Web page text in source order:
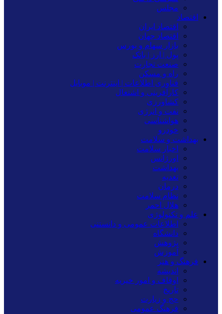
مجلس
اقتصاد
اقتصاد ایران
اقتصاد جهان
بازار سهام و بورس
پول | ارز | بانک
صنعت تجارت
راه و مسکن
فناوری اطلاعات | اینترنت | موبایل
کارآفرینی و اشتغال
کشاورزی
نفت و انرژی
هواشناسی
خودرو
بهداشت و سلامت
اخبار سلامت
اورژانس
بهداشت
تغدیه
درمان
نظام سلامت
هلال احمر
علم و تکنولوژی
اطلاعات عمومی و دانستنی
دانشگاه
پژوهش
آموزش
فرهنگ و هنر
اندیشه
اوقاف و امور خیریه
تاریخ
حج و زیارت
فرهنگ عمومی